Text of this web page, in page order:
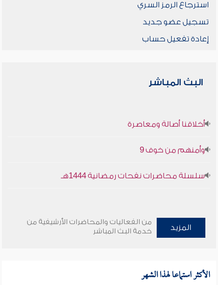
استرجاع الرمز السري
تسجيل عضو جديد
إعادة تفعيل حساب
البث المباشر
أخلاقنا أصالة ومعاصرة
وأمنهم من خوف 9
سلسلة محاضرات نفحات رمضانية 1444هـ
المزيد
من الفعاليات والمحاضرات الأرشيفية من
خدمة البث المباشر
الأكثر استماعا لهذا الشهر